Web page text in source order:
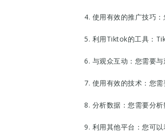
4. 使用有效的推广技巧
5. 利用Tiktok的工具：
6. 与观众互动：您需要
7. 使用有效的技术：您
8. 分析数据：您需要分
9. 利用其他平台：您可